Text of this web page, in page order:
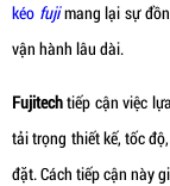
kéo fujimang lại sự
vận hành lâu dài.
Fujitechtiếp cận việc
tải trọng thiết kế, tốc
đặt. Cách tiếp cận này